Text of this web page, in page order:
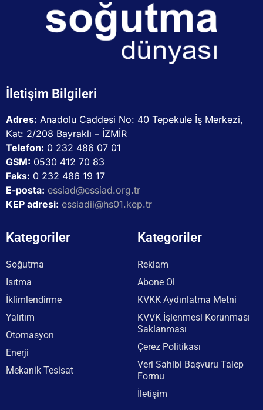
İletişim Bilgileri
Adres: Anadolu Caddesi No: 40 Tepekule İş Merkezi,
Kat: 2/208 Bayraklı – İZMİR
Telefon: 0 232 486 07 01
GSM: 0530 412 70 83
Faks: 0 232 486 19 17
E-posta: essiad@essiad.org.tr
KEP adresi: essiadii@hs01.kep.tr
Kategoriler
Soğutma
Isıtma
İklimlendirme
Yalıtım
Otomasyon
Enerji
Mekanik Tesisat
Kategoriler
Reklam
Abone Ol
KVKK Aydınlatma Metni
KVVK İşlenmesi Korunması
Saklanması
Çerez Politikası
Veri Sahibi Başvuru Talep
Formu
İletişim